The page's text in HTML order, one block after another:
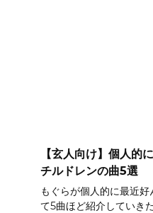
【玄人向け】個人的
チルドレンの曲5選
もぐらが個人的に最近
て5曲ほど紹介していき